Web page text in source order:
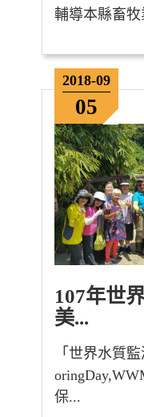
輔導本縣畜
2018-09
05
107年世
美...
「世界水質
保...